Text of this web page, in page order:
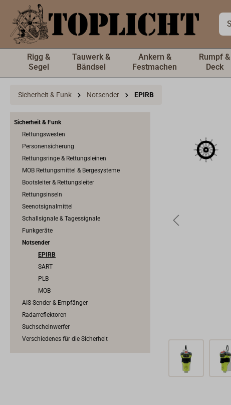
springen
Rigg &
Segel
Tauwerk &
Bändsel
Ankern &
Festmachen
Rumpf &
Deck
Sicherheit & Funk Notsender EPIRB
Sicherheit & Funk
Rettungswesten
Personensicherung
Rettungsringe & Rettungsleinen
MOB Rettungsmittel & Bergesysteme
Bootsleiter & Rettungsleiter
Rettungsinseln
Seenotsignalmittel
Schallsignale & Tagessignale
Funkgeräte
Notsender
EPIRB
SART
PLB
MOB
AIS Sender & Empfänger
Radarreflektoren
Suchscheinwerfer
Verschiedenes für die Sicherheit